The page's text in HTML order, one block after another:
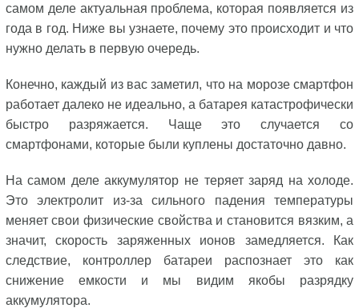
самом деле актуальная проблема, которая появляется из
года в год. Ниже вы узнаете, почему это происходит и что
нужно делать в первую очередь.
Конечно, каждый из вас заметил, что на морозе смартфон
работает далеко не идеально, а батарея катастрофически
быстро разряжается. Чаще это случается со
смартфонами, которые были куплены достаточно давно.
На самом деле аккумулятор не теряет заряд на холоде.
Это электролит из-за сильного падения температуры
меняет свои физические свойства и становится вязким, а
значит, скорость заряженных ионов замедляется. Как
следствие, контроллер батареи распознает это как
снижение емкости и мы видим якобы разрядку
аккумулятора.